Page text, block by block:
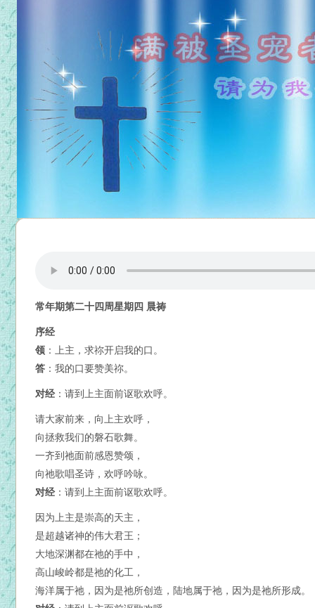
常年期第二十四周星期四 晨祷
序经
领：上主，求祢开启我的口。
答：我的口要赞美祢。
对经：请到上主面前讴歌欢呼。
请大家前来，向上主欢呼，
向拯救我们的磐石歌舞。
一齐到祂面前感恩赞颂，
向祂歌唱圣诗，欢呼吟咏。
对经：请到上主面前讴歌欢呼。
因为上主是崇高的天主，
是超越诸神的伟大君王；
大地深渊都在祂的手中，
高山峻岭都是祂的化工，
海洋属于祂，因为是祂所创造，陆地属于祂，因为是祂所形成。